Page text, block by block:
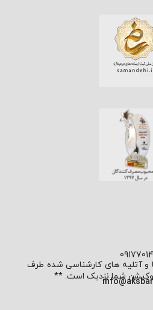
و آتلیه های کارشناسی شده طرف
لوکیشن شما نزدیک است. **